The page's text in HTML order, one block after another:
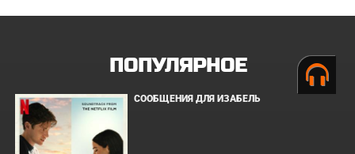
ПОПУЛЯРНОЕ
СООБЩЕНИЯ ДЛЯ ИЗАБЕЛЬ